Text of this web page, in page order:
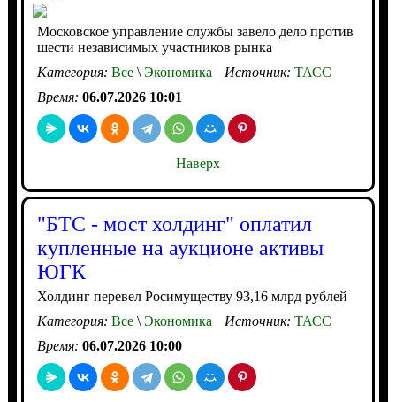
Московское управление службы завело дело против
шести независимых участников рынка
Категория: Все\Экономика Источник: ТАСС
Время: 06.07.2026 10:01
Наверх
"БТС - мост холдинг" оплатил
купленные на аукционе активы
ЮГК
Холдинг перевел Росимуществу 93,16 млрд рублей
Категория: Все\Экономика Источник: ТАСС
Время: 06.07.2026 10:00